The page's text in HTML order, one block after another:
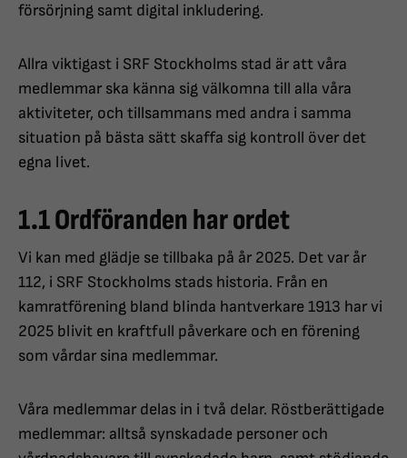
försörjning samt digital inkludering.
Allra viktigast i SRF Stockholms stad är att våra
medlemmar ska känna sig välkomna till alla våra
aktiviteter, och tillsammans med andra i samma
situation på bästa sätt skaffa sig kontroll över det
egna livet.
1.1 Ordföranden har ordet
Vi kan med glädje se tillbaka på år 2025. Det var år
112, i SRF Stockholms stads historia. Från en
kamratförening bland blinda hantverkare 1913 har vi
2025 blivit en kraftfull påverkare och en förening
som vårdar sina medlemmar.
Våra medlemmar delas in i två delar. Röstberättigade
medlemmar: alltså synskadade personer och